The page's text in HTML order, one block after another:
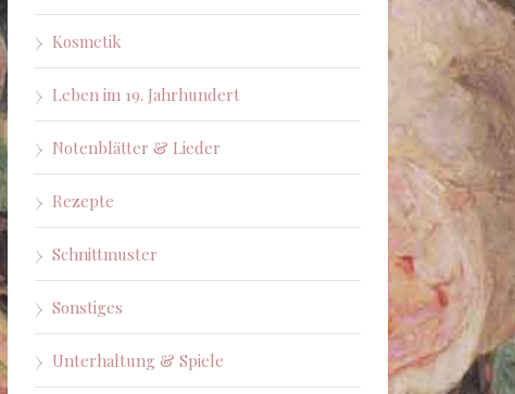
Kosmetik
Leben im 19. Jahrhundert
Notenblätter & Lieder
Rezepte
Schnittmuster
Sonstiges
Unterhaltung & Spiele